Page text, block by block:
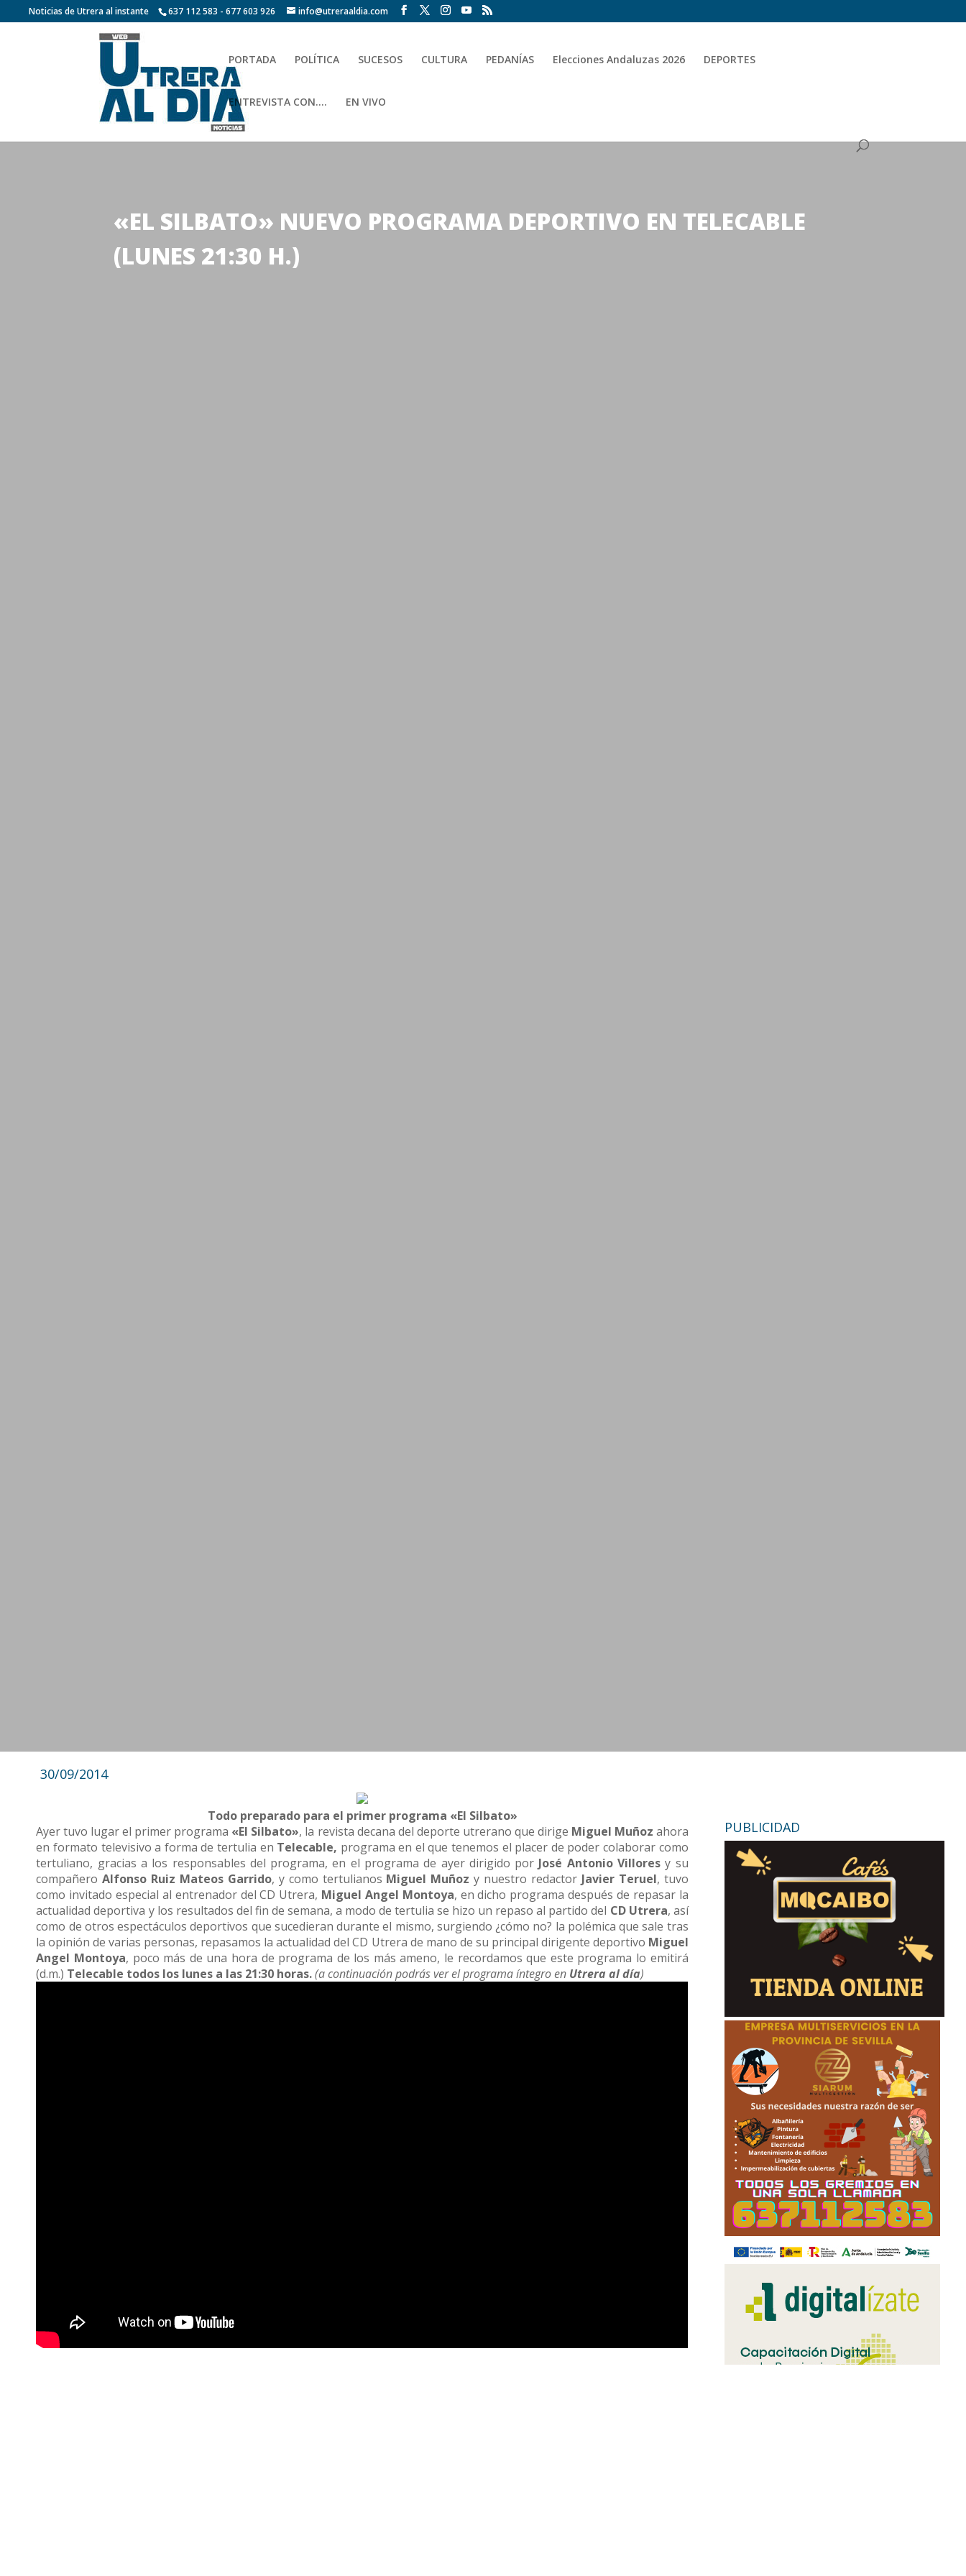
Noticias de Utrera al instante 637 112 583 - 677 603 926 info@utreraaldia.com
PORTADA POLÍTICA SUCESOS CULTURA PEDANÍAS Elecciones Andaluzas 2026 DEPORTES
ENTREVISTA CON…. EN VIVO
«EL SILBATO» NUEVO PROGRAMA DEPORTIVO EN TELECABLE
(LUNES 21:30 H.)
30/09/2014
Todo preparado para el primer programa «El Silbato»
Ayer tuvo lugar el primer programa «El Silbato», la revista decana del deporte utrerano que dirige Miguel Muñoz ahora
en formato televisivo a forma de tertulia en Telecable, programa en el que tenemos el placer de poder colaborar como
tertuliano, gracias a los responsables del programa, en el programa de ayer dirigido por José Antonio Villoresy su
compañeroAlfonso Ruiz Mateos Garrido, y como tertulianos Miguel Muñozy nuestro redactor Javier Teruel, tuvo
como invitado especial al entrenador del CD Utrera, Miguel Angel Montoya, en dicho programa después de repasar la
actualidad deportiva y los resultados del fin de semana, a modo de tertulia se hizo un repaso al partido del CD Utrera, así
como de otros espectáculos deportivos que sucedieran durante el mismo, surgiendo ¿cómo no? la polémica que sale tras
la opinión de varias personas, repasamos la actualidad del CD Utrera de mano de su principal dirigente deportivo Miguel
Angel Montoya, poco más de una hora de programa de los más ameno, le recordamos que este programa lo emitirá
(d.m.) Telecable todos los lunes a las 21:30 horas.(a continuación podrás ver el programa íntegro en Utrera al día)
PUBLICIDAD